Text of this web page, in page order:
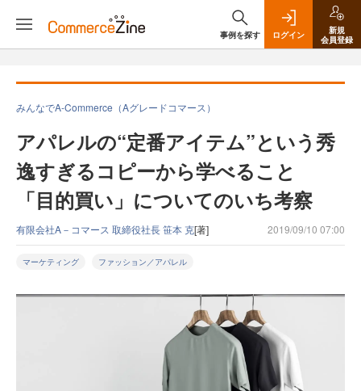
事例を探す ログイン
新規
会員登録
みんなでA-Commerce（Aグレードコマース）
アパレルの“定番アイテム”という秀
逸すぎるコピーから学べること
「目的買い」についてのいち考察
有限会社A－コマース 取締役社長 笹本 克[著] 2019/09/10 07:00
マーケティング ファッション／アパレル